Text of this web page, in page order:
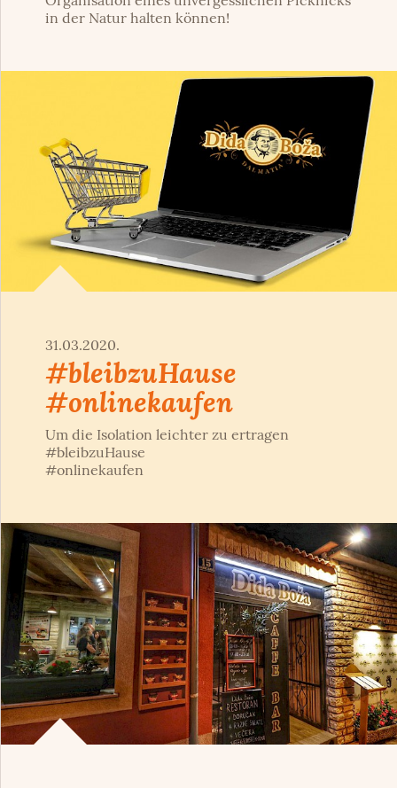
in der Natur halten können!
31.03.2020.
#bleibzuHause
#onlinekaufen
Um die Isolation leichter zu ertragen
#bleibzuHause
#onlinekaufen